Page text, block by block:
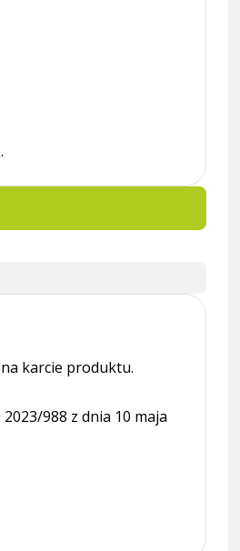
karcie produktu.
988 z dnia 10 maja